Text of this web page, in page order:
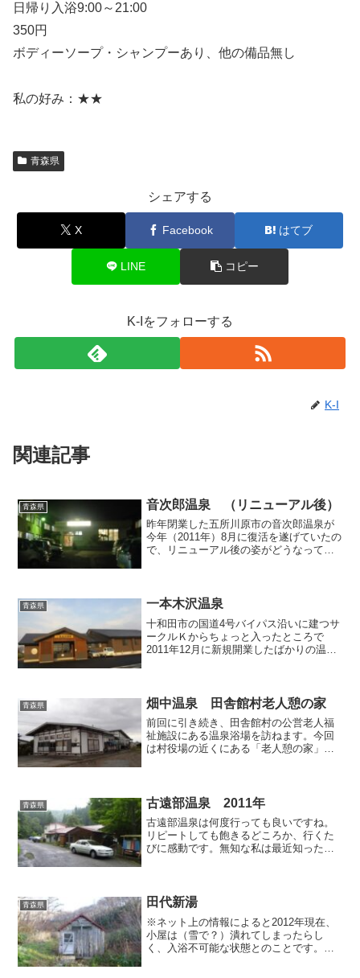
日帰り入浴9:00～21:00
350円
ボディーソープ・シャンプーあり、他の備品無し
私の好み：★★
青森県
シェアする
X Facebook はてブ
LINE コピー
K-Iをフォローする
K-I
関連記事
青森県 音次郎温泉 （リニューアル後）
昨年閉業した五所川原市の音次郎温泉が
今年（2011年）8月に復活を遂げていたの
で、リニューアル後の姿がどうなってい
壊されています）...
青森県 一本木沢温泉
十和田市の国道4号バイパス沿いに建つサ
ークルＫからちょっと入ったところで
2011年12月に新規開業したばかりの温泉
てレポートされている...
青森県 畑中温泉 田舎館村老人憩の家
前回に引き続き、田舎館村の公営老人福
祉施設にある温泉浴場を訪ねます。今回
は村役場の近くにある「老人憩の家」で
うと高をくくっていたので...
青森県 古遠部温泉 2011年
古遠部温泉は何度行っても良いですね。
リピートしても飽きるどころか、行くた
びに感動です。無知な私は最近知ったの
なんですね。建物がボ...
青森県 田代新湯
※ネット上の情報によると2012年現在、
小屋は（雪で？）潰れてしまったらし
く、入浴不可能な状態とのことです。青